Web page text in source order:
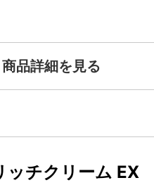
商品詳細を見る
ッチクリーム EX